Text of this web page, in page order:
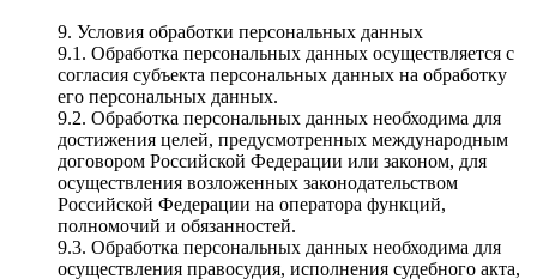
9. Условия обработки персональных данных
9.1. Обработка персональных данных осуществляется с
согласия субъекта персональных данных на обработку
его персональных данных.
9.2. Обработка персональных данных необходима для
достижения целей, предусмотренных международным
договором Российской Федерации или законом, для
осуществления возложенных законодательством
Российской Федерации на оператора функций,
полномочий и обязанностей.
9.3. Обработка персональных данных необходима для
осуществления правосудия, исполнения судебного акта,